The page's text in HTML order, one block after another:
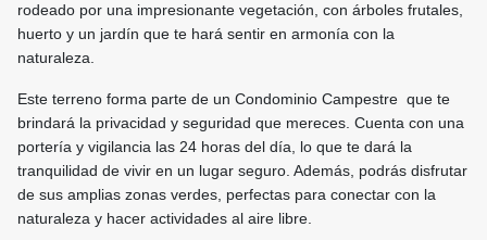
rodeado por una impresionante vegetación, con árboles frutales,
huerto y un jardín que te hará sentir en armonía con la
naturaleza.
Este terreno forma parte de un Condominio Campestre que te
brindará la privacidad y seguridad que mereces. Cuenta con una
portería y vigilancia las 24 horas del día, lo que te dará la
tranquilidad de vivir en un lugar seguro. Además, podrás disfrutar
de sus amplias zonas verdes, perfectas para conectar con la
naturaleza y hacer actividades al aire libre.